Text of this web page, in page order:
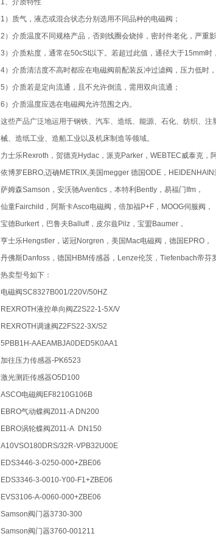
1、介质特性
1）质气，液态或混合状态分别选用不同品种的电磁阀；
2）介质温度不同规格产品，否则线圈会烧掉，密封件老化，严重
3）介质粘度，通常在50cSt以下。若超过此值，通径大于15mm时
4）介质清洁度不高时都应在电磁阀前配装反冲过滤阀，压力低时
5）介质若是定向流通，且不允许倒流，需用双向流通；
6）介质温度应选在电磁阀允许范围之内。
这些产品广泛地运用于钢铁、汽车、造纸、能源、石化、纺织、
械、造纸工业、造船工业以及机床制造等领域。
力士乐Rexroth，贺德克Hydac，派克Parker，WEBTEC威泰克，
依博罗EBRO,迈确METRIX,美国megger 德国ODE，HEIDENHAIN
萨姆森Samson，安沃驰Aventics，本特利Bently，易福门Ifm，
仙童Fairchild，阿斯卡Asco电磁阀，倍加福P+F，MOOG伺服阀，
宝德Burkert，巴鲁夫Balluff，皮尔兹Pilz，宝盟Baumer，
亨士乐Hengstler，诺冠Norgren，美国Mac电磁阀，德国EPRO，
丹佛斯Danfoss，德国HBM传感器，Lenze伦茨，Tiefenbach帝芬
热卖型号如下：
电磁阀SC8327B001/220V/50HZ
REXROTH液控单向阀Z2S22-1-5X/V
REXROTH调速阀Z2FS22-3X/S2
5PBB1H-AAEAMBJA0DED5K0AA1
加往压力传感器-PK6523
激光测距传感器O5D100
ASCO电磁阀EF8210G106B
EBRO气动蝶阀Z011-A DN200
EBRO涡轮蝶阀Z011-A DN150
A10VSO180DRS/32R-VPB32U00E
EDS3446-3-0250-000+ZBE06
EDS3346-3-0010-Y00-F1+ZBE06
EVS3106-A-0060-000+ZBE06
Samson阀门器3730-300
Samson阀门器3760-001211